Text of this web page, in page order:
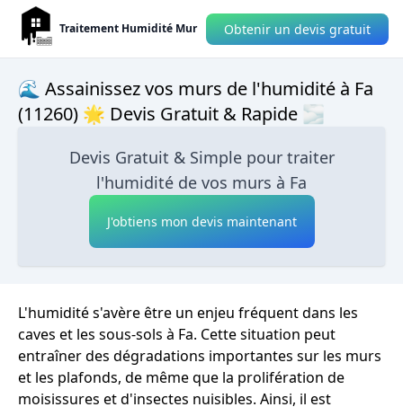
Traitement Humidité Mur Obtenir un devis gratuit
🌊 Assainissez vos murs de l'humidité à Fa
(11260) 🌟 Devis Gratuit & Rapide 🌫
Devis Gratuit & Simple pour traiter
l'humidité de vos murs à Fa
J'obtiens mon devis maintenant
L'humidité s'avère être un enjeu fréquent dans les
caves et les sous-sols à Fa. Cette situation peut
entraîner des dégradations importantes sur les murs
et les plafonds, de même que la prolifération de
moisissures et d'insectes nuisibles. Ainsi, il est